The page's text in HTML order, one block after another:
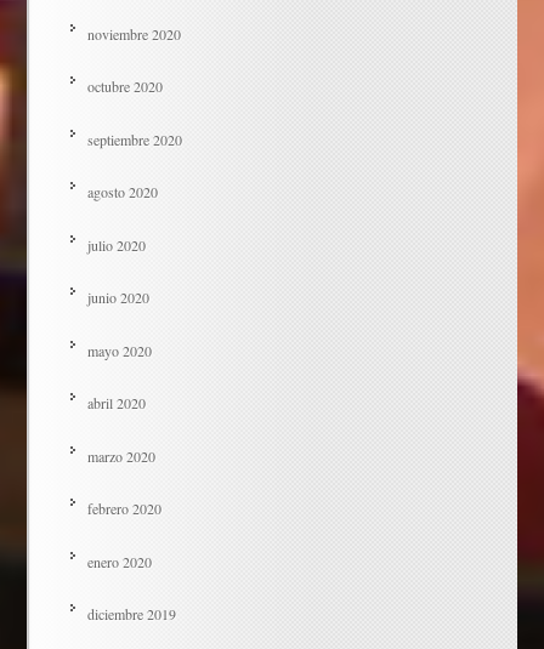
noviembre 2020
octubre 2020
septiembre 2020
agosto 2020
julio 2020
junio 2020
mayo 2020
abril 2020
marzo 2020
febrero 2020
enero 2020
diciembre 2019